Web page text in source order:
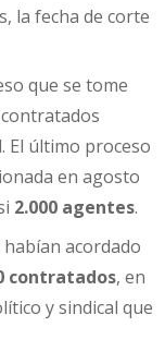
la fecha de corte
que se tome
El último proceso
en agosto
2.000 agentes.
habían acordado
contratados, en
y sindical que